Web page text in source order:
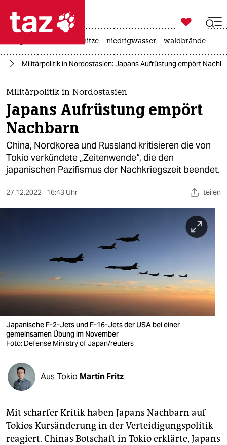
 taz zahl ich
taz zahl ich
themen
politik
öko
gesellschaft
sport
wahrheit
verlag
verlag
veranstaltungen
fragen & hilfe
abo
genossenschaft

taz zahl ich
hitze niedrigwasser waldbrände
Militärpolitik in Nordostasien: Japans Aufrüstung empört
Militärpolitik in Nordostasien
Japans Aufrüstung empört
Nachbarn
China, Nordkorea und Russland kritisieren die von
Tokio verkündete „Zeitenwende“, die den
japanischen Pazifismus der Nachkriegszeit beendet.
27.12.2022 16:43 Uhr teilen
Japanische F-2-Jets und F-16-Jets der USA bei einer
gemeinsamen Übung im November
Foto: Defense Ministry of Japan/reuters
Aus Tokio Martin Fritz
Mit scharfer Kritik haben Japans Nachbarn auf
Tokios Kursänderung in der Verteidigungspolitik
reagiert. Chinas Botschaft in Tokio erklärte, Japans